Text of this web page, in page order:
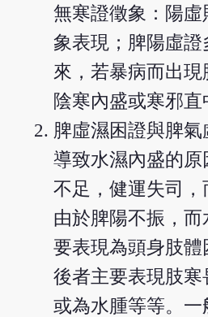
無寒證徵象：陽
象表現；脾陽虛
來，若暴病而出
陰寒內盛或寒邪直
脾虛濕困證與脾氣
導致水濕內盛的
不足，健運失司
由於脾陽不振，
要表現為頭身肢體
後者主要表現肢寒
或為水腫等等。一